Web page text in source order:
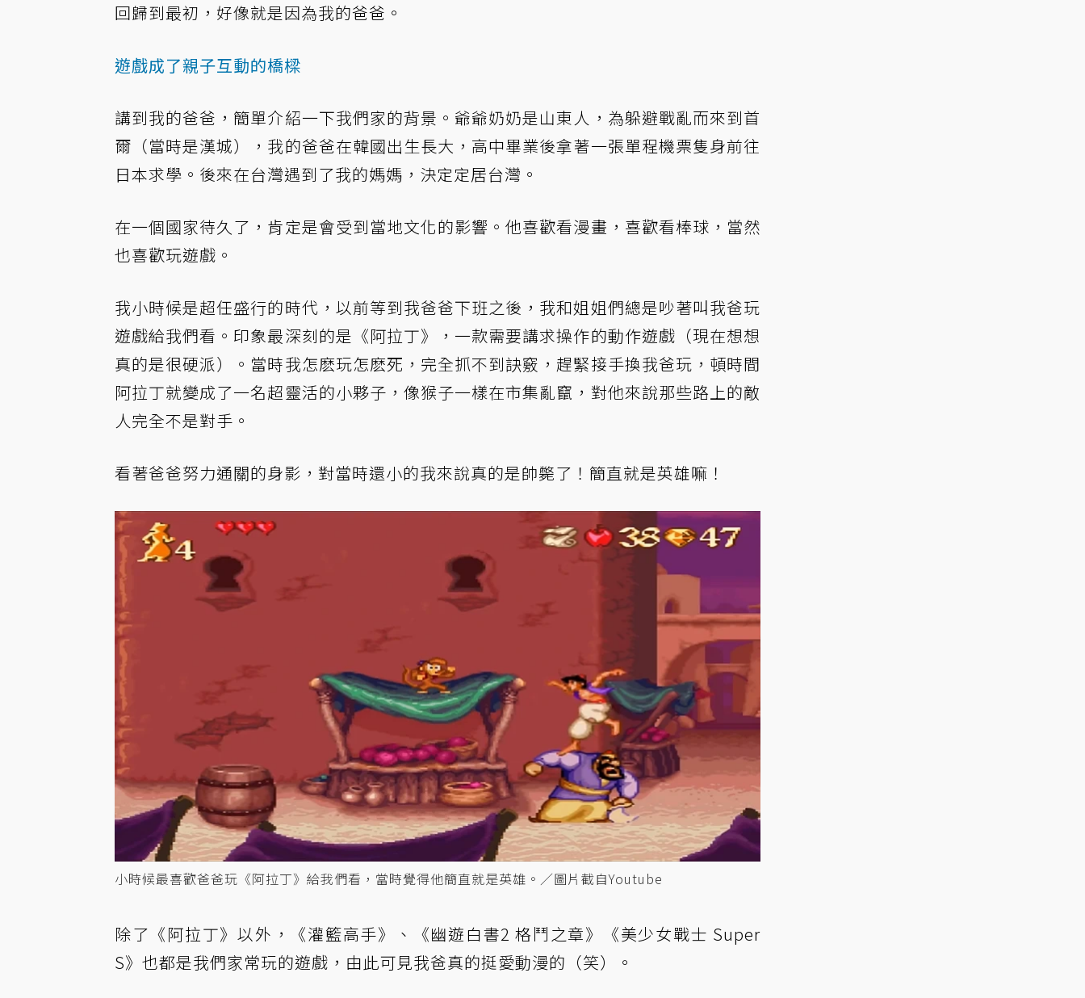
回歸到最初，好像就是因為我的爸爸。
遊戲成了親子互動的橋樑
講到我的爸爸，簡單介紹一下我們家的背景。爺爺奶奶是山東人，為躲避戰亂而來到首
爾（當時是漢城），我的爸爸在韓國出生長大，高中畢業後拿著一張單程機票隻身前往
日本求學。後來在台灣遇到了我的媽媽，決定定居台灣。
在一個國家待久了，肯定是會受到當地文化的影響。他喜歡看漫畫，喜歡看棒球，當然
也喜歡玩遊戲。
我小時候是超任盛行的時代，以前等到我爸爸下班之後，我和姐姐們總是吵著叫我爸玩
遊戲給我們看。印象最深刻的是《阿拉丁》，一款需要講求操作的動作遊戲（現在想想
真的是很硬派）。當時我怎麽玩怎麽死，完全抓不到訣竅，趕緊接手換我爸玩，頓時間
阿拉丁就變成了一名超靈活的小夥子，像猴子一樣在市集亂竄，對他來說那些路上的敵
人完全不是對手。
看著爸爸努力通關的身影，對當時還小的我來說真的是帥斃了！簡直就是英雄嘛！
小時候最喜歡爸爸玩《阿拉丁》給我們看，當時覺得他簡直就是英雄。／圖片截自Youtube
除了《阿拉丁》以外，《灌籃高手》、《幽遊白書2 格鬥之章》《美少女戰士 Super
S》也都是我們家常玩的遊戲，由此可見我爸真的挺愛動漫的（笑）。